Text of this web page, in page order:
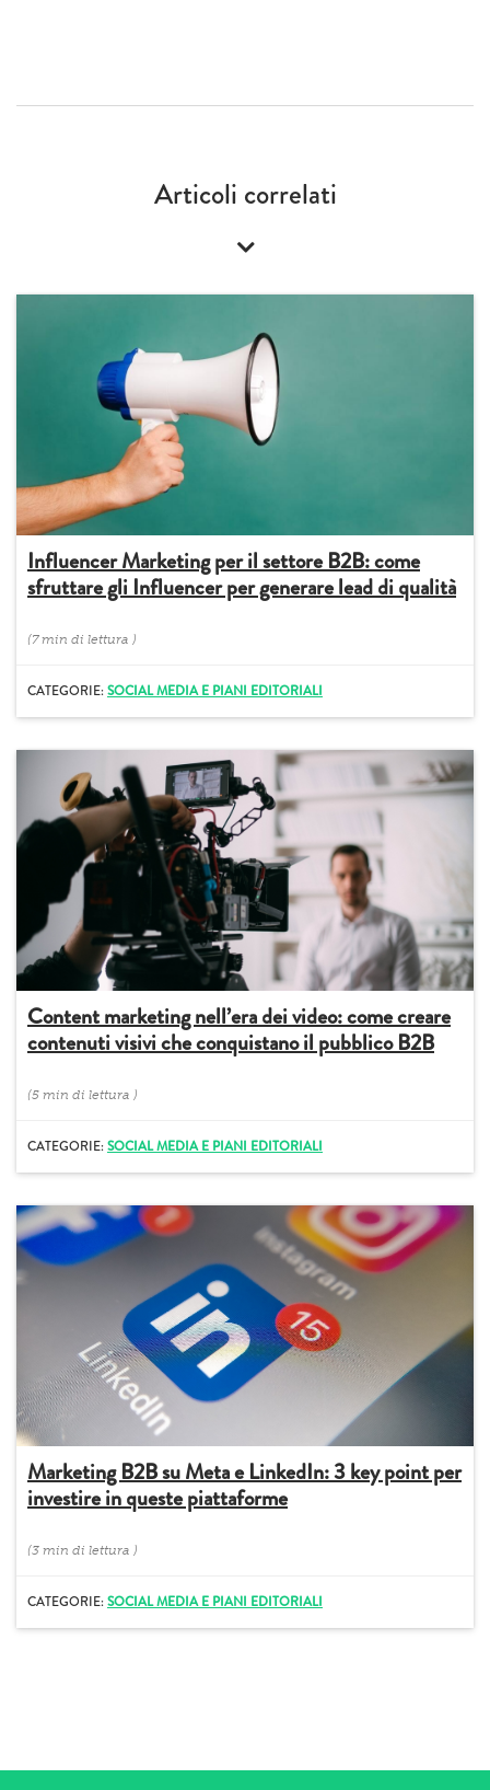
Articoli correlati
Influencer Marketing per il settore B2B: come
sfruttare gli Influencer per generare lead di qualità
(7 min di lettura )
CATEGORIE:SOCIAL MEDIA E PIANI EDITORIALI
Content marketing nell’era dei video: come creare
contenuti visivi che conquistano il pubblico B2B
(5 min di lettura )
CATEGORIE:SOCIAL MEDIA E PIANI EDITORIALI
Marketing B2B su Meta e LinkedIn: 3 key point per
investire in queste piattaforme
(3 min di lettura )
CATEGORIE:SOCIAL MEDIA E PIANI EDITORIALI